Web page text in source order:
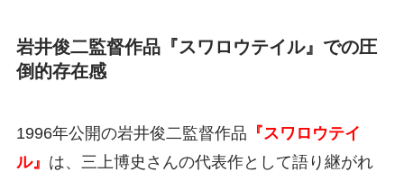
岩井俊二監督作品『スワロウテイル』での圧
倒的存在感
1996年公開の岩井俊二監督作品 『スワロウテイ
ル』 は、三上博史さんの代表作として語り継がれ